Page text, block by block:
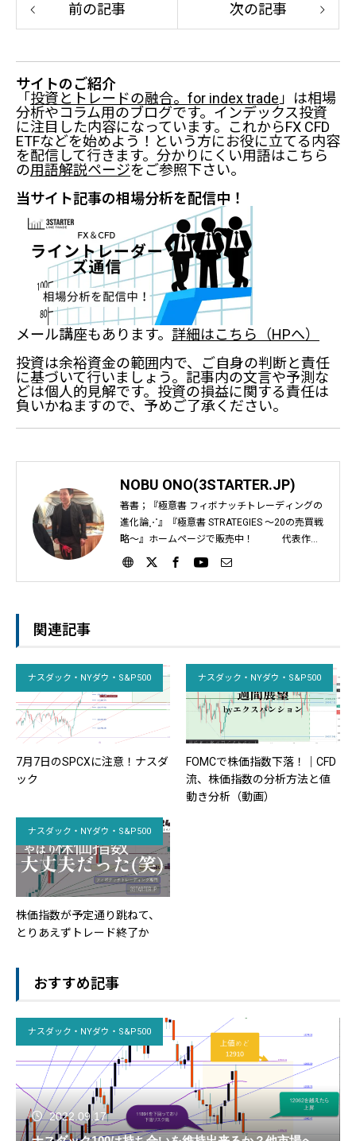
前の記事 次の記事
サイトのご紹介
「 投資とトレードの融合。for index trade 」は相場
分析やコラム用のブログです。インデックス投資
に注目した内容になっています。これからFX CFD
ETFなどを始めよう！という方にお役に立てる内容
を配信して行きます。分かりにくい用語はこちら
の用語解説ページをご参照下さい。
当サイト記事の相場分析を配信中！
メール講座もあります。 詳細はこちら（HPへ）
投資は余裕資金の範囲内で、ご自身の判断と責任
に基づいて行いましょう。記事内の文言や予測な
どは個人的見解です。投資の損益に関する責任は
負いかねますので、予めご了承ください。
NOBU ONO(3STARTER.JP)
著書；『極意書 フィボナッチトレーディングの
進化論⋰』『極意書 STRATEGIES ～20の売買戦
略～』ホームページで販売中！ 代表作；
『フィボナッチ大事典』『ギャン大事典』『時
ーピー ホームページ；https://3starter.jp
関連記事
ナスダック・NYダウ・S&P500
7月7日のSPCXに注意！ナスダ
ック
ナスダック・NYダウ・S&P500
FOMCで株価指数下落！｜CFD
流、株価指数の分析方法と値
動き分析（動画）
ナスダック・NYダウ・S&P500
株価指数が予定通り跳ねて、
とりあえずトレード終了か
おすすめ記事
ナスダック・NYダウ・S&P500
2022.09.17
ナスダック市場の分析
日経平均